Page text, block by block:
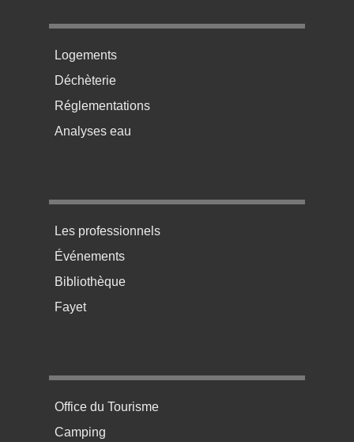
Menu pratique bas de page 2
Logements
Déchèterie
Réglementations
Analyses eau
Menu pratique bas de page 3
Les professionnels
Événements
Bibliothèque
Fayet
Menu pratique bas de page 4
Office du Tourisme
Camping